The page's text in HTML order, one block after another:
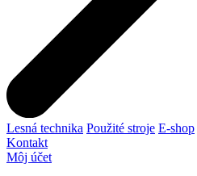
Lesná technika Použité stroje E-shop
Kontakt
Môj účet